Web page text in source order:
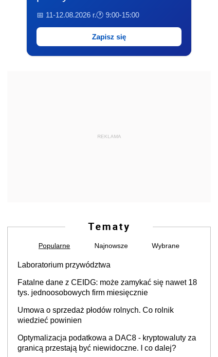
📅 11-12.08.2026 r.🕐 9:00-15:00
Zapisz się
REKLAMA
Tematy
Popularne Najnowsze Wybrane
Laboratorium przywództwa
Fatalne dane z CEIDG: może zamykać się nawet 18
tys. jednoosobowych firm miesięcznie
Umowa o sprzedaż płodów rolnych. Co rolnik
wiedzieć powinien
Optymalizacja podatkowa a DAC8 - kryptowaluty za
granicą przestają być niewidoczne. I co dalej?